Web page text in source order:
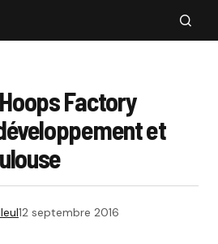
Factory
et
12 septembre 2016